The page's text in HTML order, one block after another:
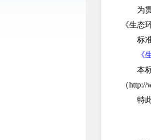
为贯
《生态
标准
《
本标
（
特此